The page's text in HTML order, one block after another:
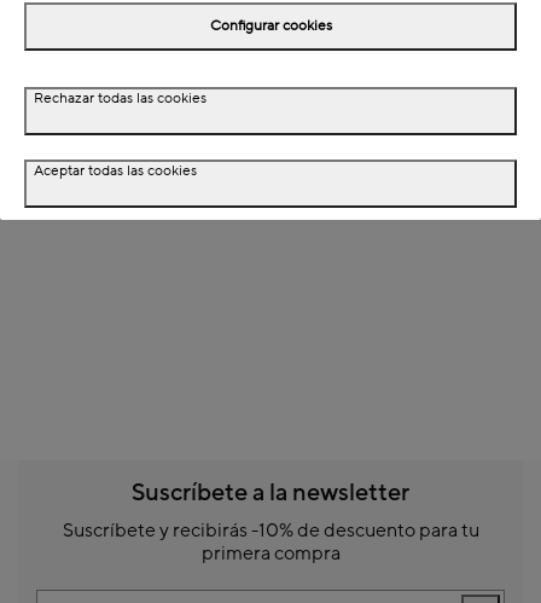
Detalles del producto
Dimensiones
Suscríbete a la newsletter
Suscríbete y recibirás -10% de descuento para tu
primera compra
Configurar cookies
Rechazar todas las cookies
Aceptar todas las cookies